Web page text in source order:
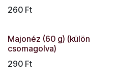
260 Ft
Majonéz (60 g) (külön
csomagolva)
290 Ft